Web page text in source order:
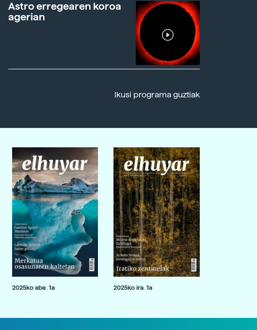
Astro erregearen koroa
agerian
Ikusi programa guztiak
2025ko abe. 1a 2025ko ira. 1a